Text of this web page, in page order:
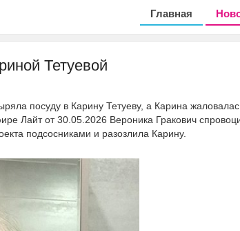
Главная
Тетуевой
посуду в Карину Тетуеву, а Карина
Лайт от 30.05.2026 Вероника Гракович
подсосниками и разозлила Карину.